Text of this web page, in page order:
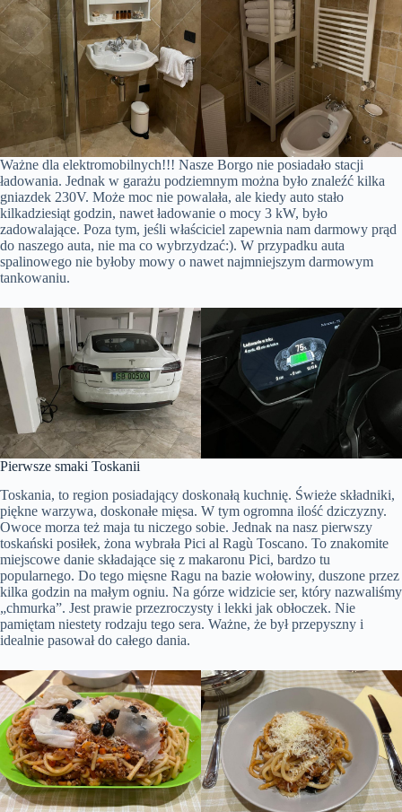
Ważne dla elektromobilnych!!! Nasze Borgo nie posiadało stacji
ładowania. Jednak w garażu podziemnym można było znaleźć kilka
gniazdek 230V. Może moc nie powalała, ale kiedy auto stało
kilkadziesiąt godzin, nawet ładowanie o mocy 3 kW, było
zadowalające. Poza tym, jeśli właściciel zapewnia nam darmowy prąd
do naszego auta, nie ma co wybrzydzać:). W przypadku auta
spalinowego nie byłoby mowy o nawet najmniejszym darmowym
tankowaniu.
Pierwsze smaki Toskanii
Toskania, to region posiadający doskonałą kuchnię. Świeże składniki,
piękne warzywa, doskonałe mięsa. W tym ogromna ilość dziczyzny.
Owoce morza też maja tu niczego sobie. Jednak na nasz pierwszy
toskański posiłek, żona wybrała Pici al Ragù Toscano. To znakomite
miejscowe danie składające się z makaronu Pici, bardzo tu
popularnego. Do tego mięsne Ragu na bazie wołowiny, duszone przez
kilka godzin na małym ogniu. Na górze widzicie ser, który nazwaliśmy
„chmurka”. Jest prawie przezroczysty i lekki jak obłoczek. Nie
pamiętam niestety rodzaju tego sera. Ważne, że był przepyszny i
idealnie pasował do całego dania.